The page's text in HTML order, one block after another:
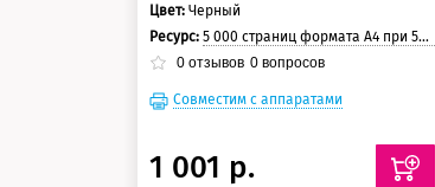
Цвет: Черный
Ресурс:5 000 страниц формата А4 при 5% заполнении страницы
0 отзывов 0 вопросов
Совместим с аппаратами
1 001 р.